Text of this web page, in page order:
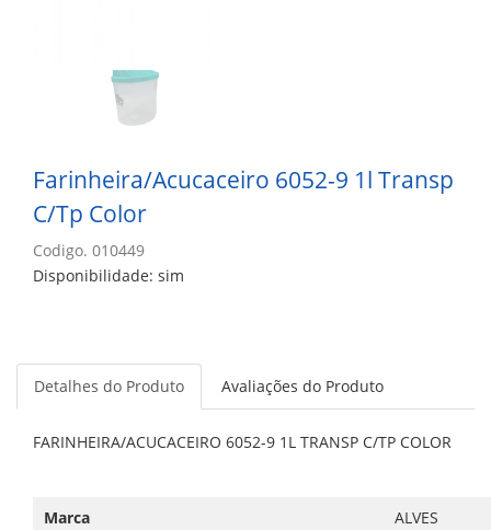
Farinheira/Acucaceiro 6052-9 1l Transp
C/Tp Color
Codigo. 010449
Disponibilidade: sim
Detalhes do Produto Avaliações do Produto
FARINHEIRA/ACUCACEIRO 6052-9 1L TRANSP C/TP COLOR
Marca
ALVES